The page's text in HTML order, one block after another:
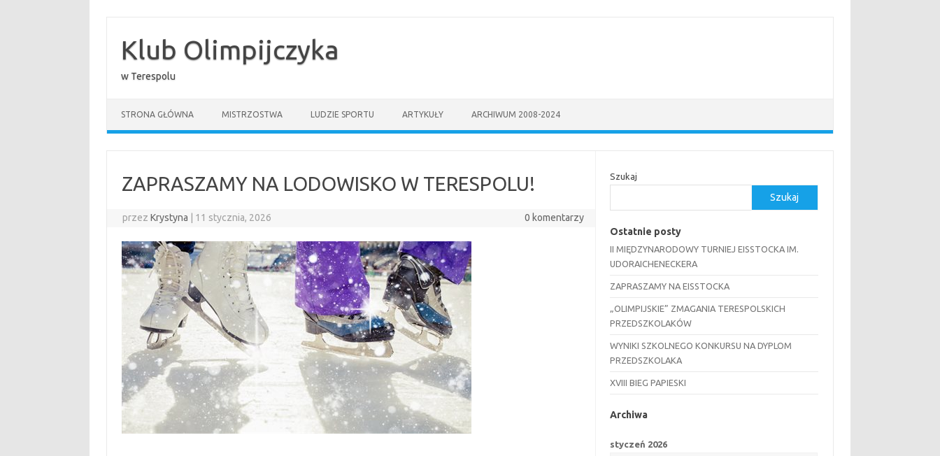
treściKlub Olimpijczyka
w Terespolu
STRONA GŁÓWNA MISTRZOSTWA LUDZIE SPORTU ARTYKUŁY ARCHIWUM 2008-2024
ZAPRASZAMY NA LODOWISKO W TERESPOLU!
przezKrystyna 11 stycznia, 2026 0 komentarzy
Szukaj
Szukaj
Ostatnie posty
II MIĘDZYNARODOWY TURNIEJ EISSTOCKA IM.
UDORAICHENECKERA
ZAPRASZAMY NA EISSTOCKA
„OLIMPIJSKIE” ZMAGANIA TERESPOLSKICH
PRZEDSZKOLAKÓW
WYNIKI SZKOLNEGO KONKURSU NA DYPLOM
PRZEDSZKOLAKA
XVIII BIEG PAPIESKI
Archiwa
styczeń 2026